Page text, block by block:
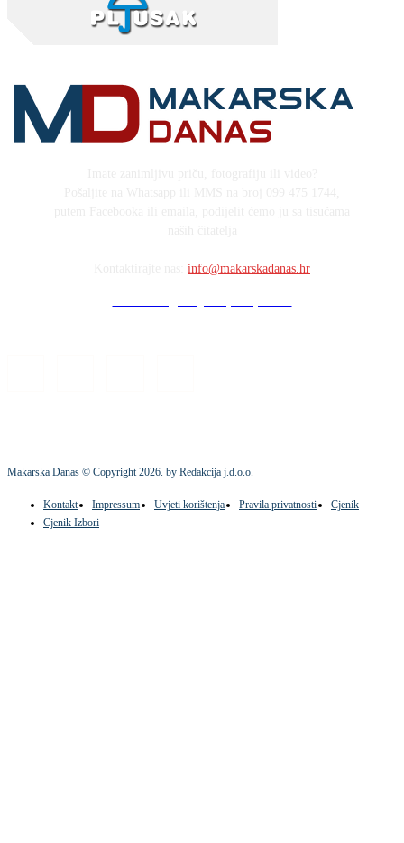
info@makarskadanas.hr
Makarska Danas © Copyright2026. by Redakcija j.d.o.o.
Kontakt Impressum Uvjeti korištenja Pravila privatnosti
Cjenik
Cjenik Izbori